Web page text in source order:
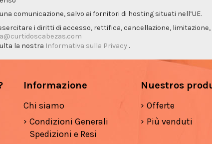
comunicazione, salvo ai fornitori di hosting situati nell’UE.
i diritti di accesso, rettifica, cancellazione,
la nostra Informativa sulla Privacy .
Informazione
Chi siamo
Condizioni Generali
Spedizioni e Resi
Nuestros
Offerte
Più venduti